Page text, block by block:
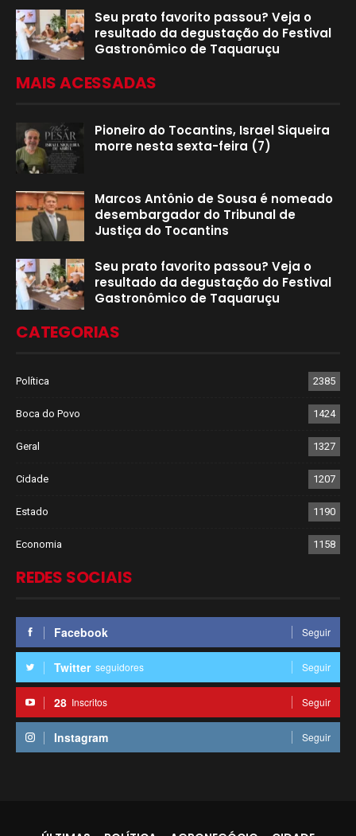
Seu prato favorito passou? Veja o
resultado da degustação do Festival
Gastronômico de Taquaruçu
MAIS ACESSADAS
Pioneiro do Tocantins, Israel Siqueira
morre nesta sexta-feira (7)
Marcos Antônio de Sousa é nomeado
desembargador do Tribunal de
Justiça do Tocantins
Seu prato favorito passou? Veja o
resultado da degustação do Festival
Gastronômico de Taquaruçu
CATEGORIAS
Política 2385
Boca do Povo 1424
Geral 1327
Cidade 1207
Estado 1190
Economia 1158
REDES SOCIAIS
Facebook Seguir
Twitter seguidores Seguir
28 Inscritos Seguir
Instagram Seguir